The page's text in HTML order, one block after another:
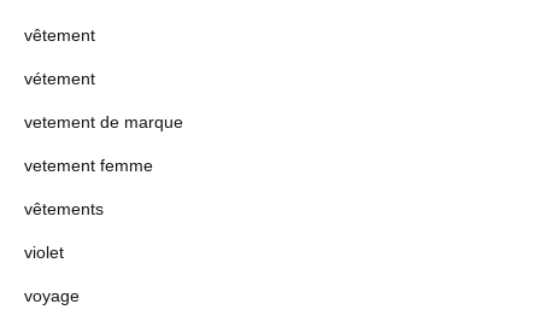
vêtement
vétement
vetement de marque
vetement femme
vêtements
violet
voyage